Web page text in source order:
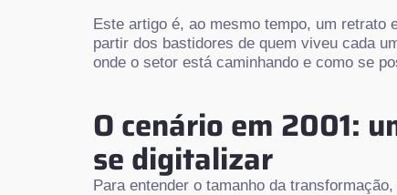
Este artigo é, ao mesmo tempo, um
partir dos bastidores de quem viveu cada
onde o setor está caminhando e como se
O cenário em 2001:
se digitalizar
Para entender o tamanho da